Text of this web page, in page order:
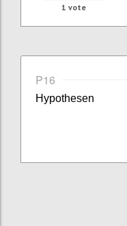
1 vote
P16
Hypothesen